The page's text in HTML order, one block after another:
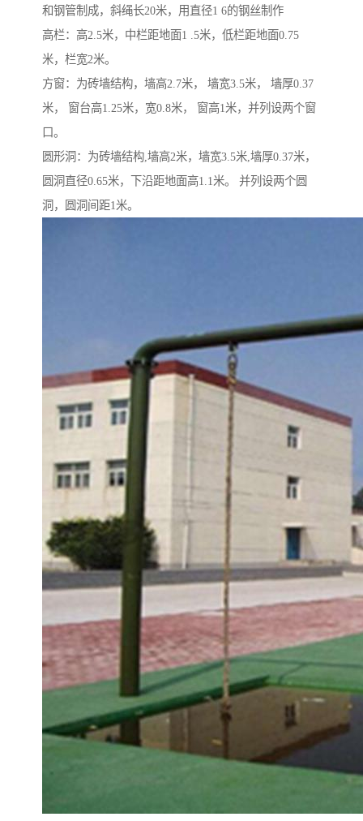
和钢管制成，斜绳长20米，用直径1 6的钢丝制作
高栏：高2.5米，中栏距地面1 .5米，低栏距地面0.75
米，栏宽2米。
方窗：为砖墙结构，墙高2.7米， 墙宽3.5米， 墙厚0.37
米， 窗台高1.25米，宽0.8米， 窗高1米，并列设两个窗
口。
圆形洞：为砖墙结构,墙高2米，墙宽3.5米,墙厚0.37米，
圆洞直径0.65米，下沿距地面高1.1米。 并列设两个圆
洞，圆洞间距1米。